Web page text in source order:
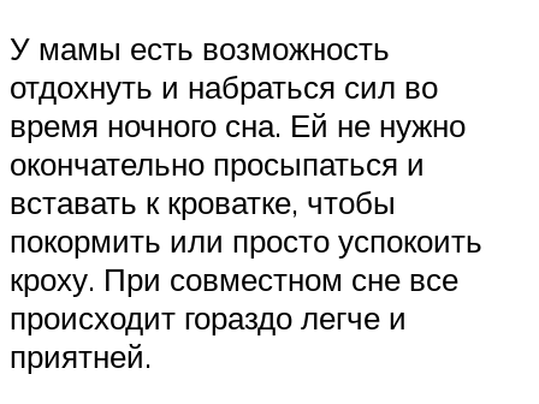
У мамы есть возможность
отдохнуть и набраться сил во
время ночного сна. Ей не нужно
окончательно просыпаться и
вставать к кроватке, чтобы
покормить или просто успокоить
кроху. При совместном сне все
происходит гораздо легче и
приятней.